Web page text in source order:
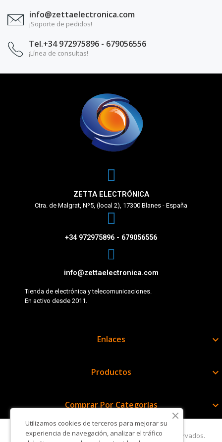
info@zettaelectronica.com
¡Soporte de pedidos!
Tel.+34 972975896 - 679056556
¡Línea de consultas!
ZETTA ELECTRÓNICA
Ctra. de Malgrat, Nº5, (local 2), 17300 Blanes - España
+34 972975896 - 679056556
info@zettaelectronica.com
Tienda de electrónica y telecomunicaciones.
En activo desde 2011.
Enlaces 
Productos 
Comprar Por Categorías 
Copyright © Zetta Electrónica. Todos los derechos reservados.
Utilizamos cookies de terceros para mejorar su
experiencia de navegación, analizar el tráfico